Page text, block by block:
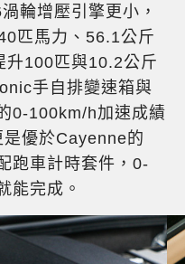
輪增壓引擎更小，
匹馬力、56.1公斤
升100匹與10.2公斤
手自排變速箱與
0-100km/h加速成績
優於Cayenne的
跑車計時套件，0-
能完成。